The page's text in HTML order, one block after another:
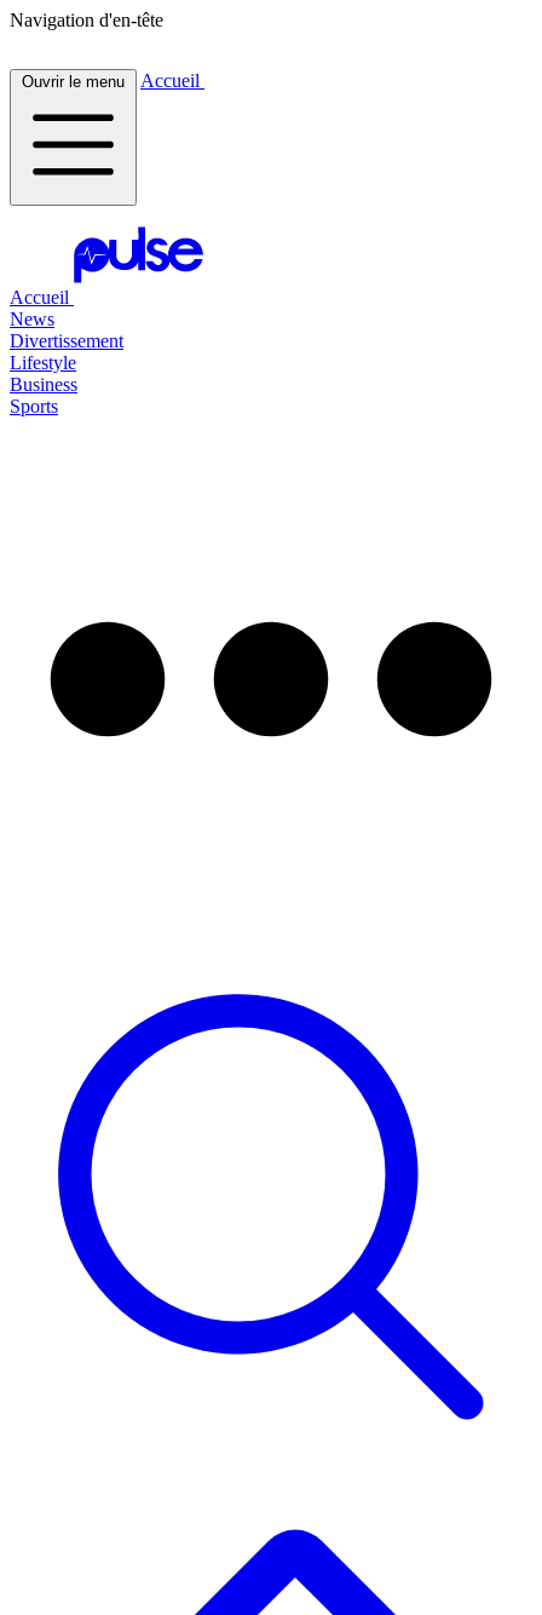
Navigation d'en-tête
Ouvrir le menu Accueil
Accueil
News
Divertissement
Lifestyle
Business
Sports